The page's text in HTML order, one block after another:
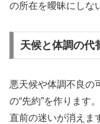
の所在を曖昧にしな
天候と体調の代
悪天候や体調不良の
の“先約”を作ります
直前の迷いが消えま